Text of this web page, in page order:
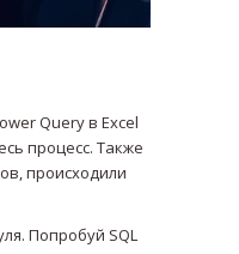
Query в Excel
процесс. Также
происходили
Попробуй SQL